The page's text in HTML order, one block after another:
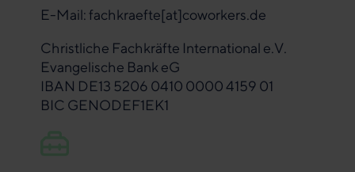
E-Mail: fachkraefte[at]coworkers.de
Christliche Fachkräfte International e.V.
Evangelische Bank eG
IBAN DE13 5206 0410 0000 4159 01
BIC GENODEF1EK1